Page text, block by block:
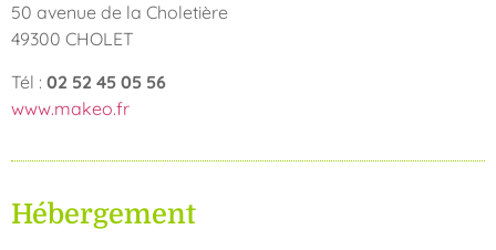
50 avenue de la Choletière
49300 CHOLET
Tél : 02 52 45 05 56
www.makeo.fr
Hébergement